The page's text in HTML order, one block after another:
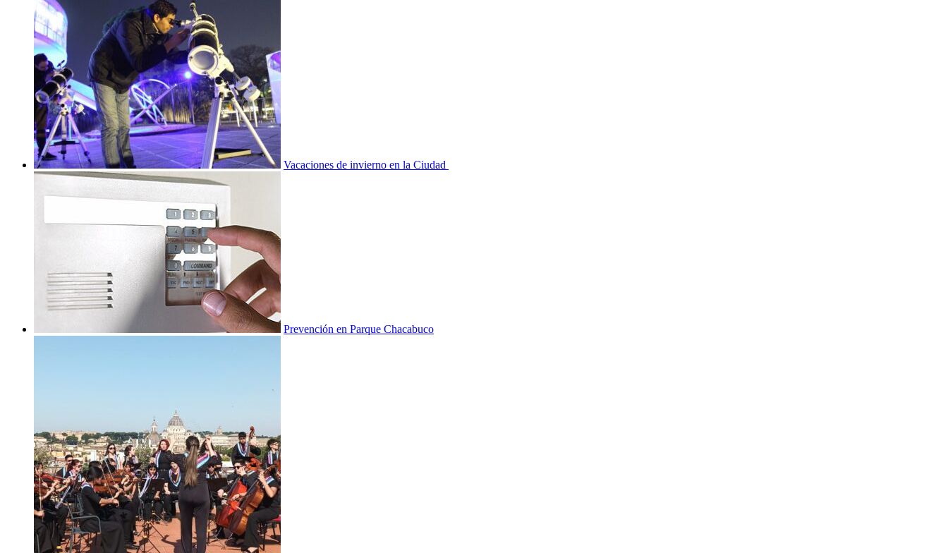
Vacaciones de invierno en la Ciudad
Prevención en Parque Chacabuco